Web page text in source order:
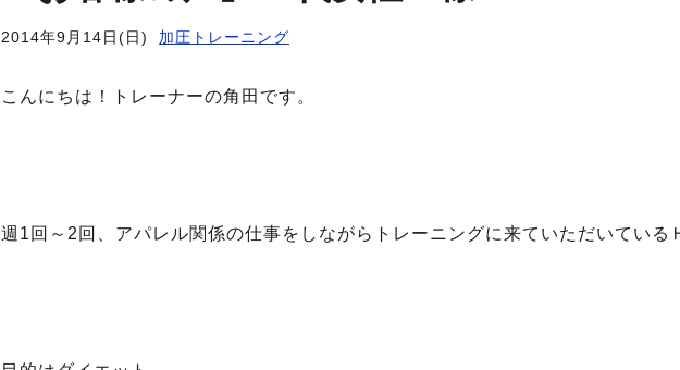
2014年9月14日(日) 加圧トレーニング
こんにちは！トレーナーの角田です。
週1回～2回、アパレル関係の仕事をしながらトレーニングに来ていただいている